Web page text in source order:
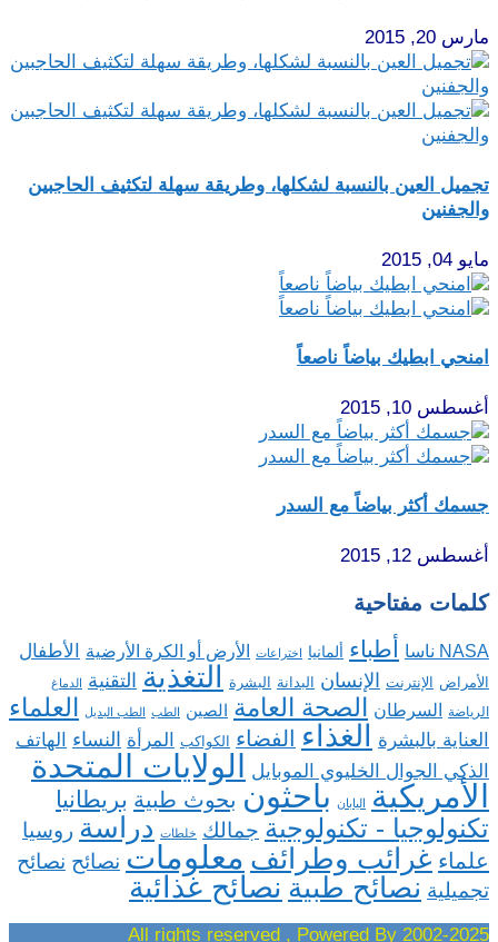
مارس 20, 2015
تجميل العين بالنسبة لشكلها، وطريقة سهلة لتكثيف الحاجبين
والجفنين
مايو 04, 2015
امنحي ابطيك بياضاً ناصعاً
أغسطس 10, 2015
جسمك أكثر بياضاً مع السدر
أغسطس 12, 2015
كلمات مفتاحية
NASA ناسا أطباء ألمانيا اختراعات الأرض أو الكرة الأرضية الأطفال
الأمراض الإنترنت الإنسان البدانة البشرة التغذية التقنية الدماغ
الرياضة السرطان الصحة العامة الصين الطب الطب البديل العلماء
العناية بالبشرة الغذاء الفضاء الكواكب المرأة النساء
الهاتف
الذكي الجوال الخليوي الموبايل
الولايات المتحدة
الأمريكية
اليابان باحثون بحوث طبية بريطانيا
تكنولوجيا - تكنولوجية جمالك خلطات دراسة روسيا
علماء غرائب وطرائف معلومات نصائح نصائح
تجميلية نصائح طبية نصائح غذائية
2002-2025 All rights reserved , Powered By